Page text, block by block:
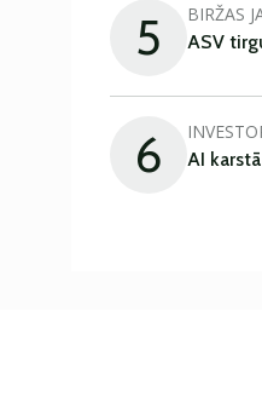
5 BIRŽAS
ASV
6
AI